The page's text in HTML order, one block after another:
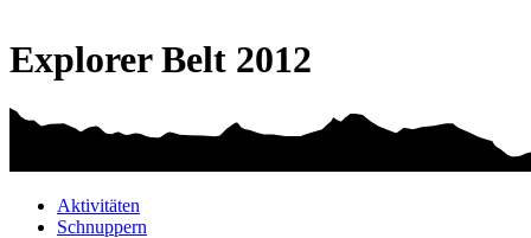
Explorer Belt 2012
Aktivitäten
Schnuppern